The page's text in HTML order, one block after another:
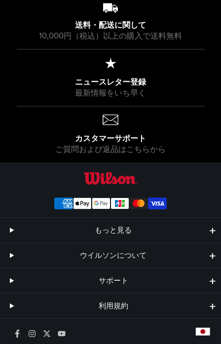
送料・配送に関して
10,000円（税込）以上の購入で送料無料
ニュースレター登録
最新情報をいち早く
カスタマーサポート
ご質問および返品はこちらから
もっと見る
ウイルソンについて
サポート
利用規約